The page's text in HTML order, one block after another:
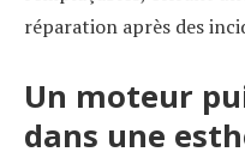
réparation après des
Un moteur
dans une